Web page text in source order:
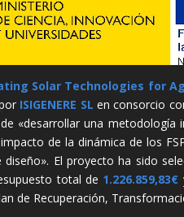
Solar Technologies for
ISIGENERE SL en consorcio
«desarrollar una metodología
de la dinámica de los
El proyecto ha sido
total de 1.226.859,83€
de Recuperación,